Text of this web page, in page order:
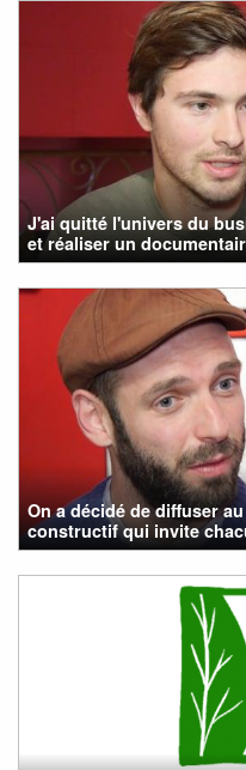
J'ai quitté l'univers du
et réaliser un
On a décidé de diffuser
constructif qui invite